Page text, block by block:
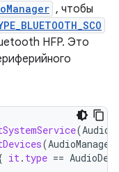
, чтобы
HFP. Это
(
(AudioManager
it. type ==